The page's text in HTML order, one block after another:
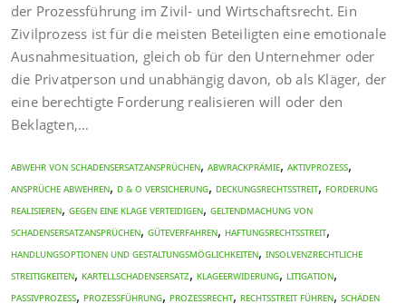
SERVICE
der Prozessführung im Zivil- und Wirtschaftsrecht. Ein
Zivilprozess ist für die meisten Beteiligten eine emotionale
Ausnahmesituation, gleich ob für den Unternehmer oder
die Privatperson und unabhängig davon, ob als Kläger, der
eine berechtigte Forderung realisieren will oder den
Beklagten,…
Abwehr von Schadensersatzansprüchen, Abwrackprämie, Aktivprozess,
Ansprüche abwehren, D & O Versicherung, Deckungsrechtsstreit, Forderung
realisieren, gegen eine Klage verteidigen, Geltendmachung von
Schadensersatzansprüchen, Güteverfahren, Haftungsrechtsstreit,
Handlungsoptionen und Gestaltungsmöglichkeiten, Insolvenzrechtliche
Streitigkeiten, Kartellschadensersatz, Klageerwiderung, Litigation,
Passivprozess, Prozessführung, Prozessrecht, Rechtsstreit führen, Schäden